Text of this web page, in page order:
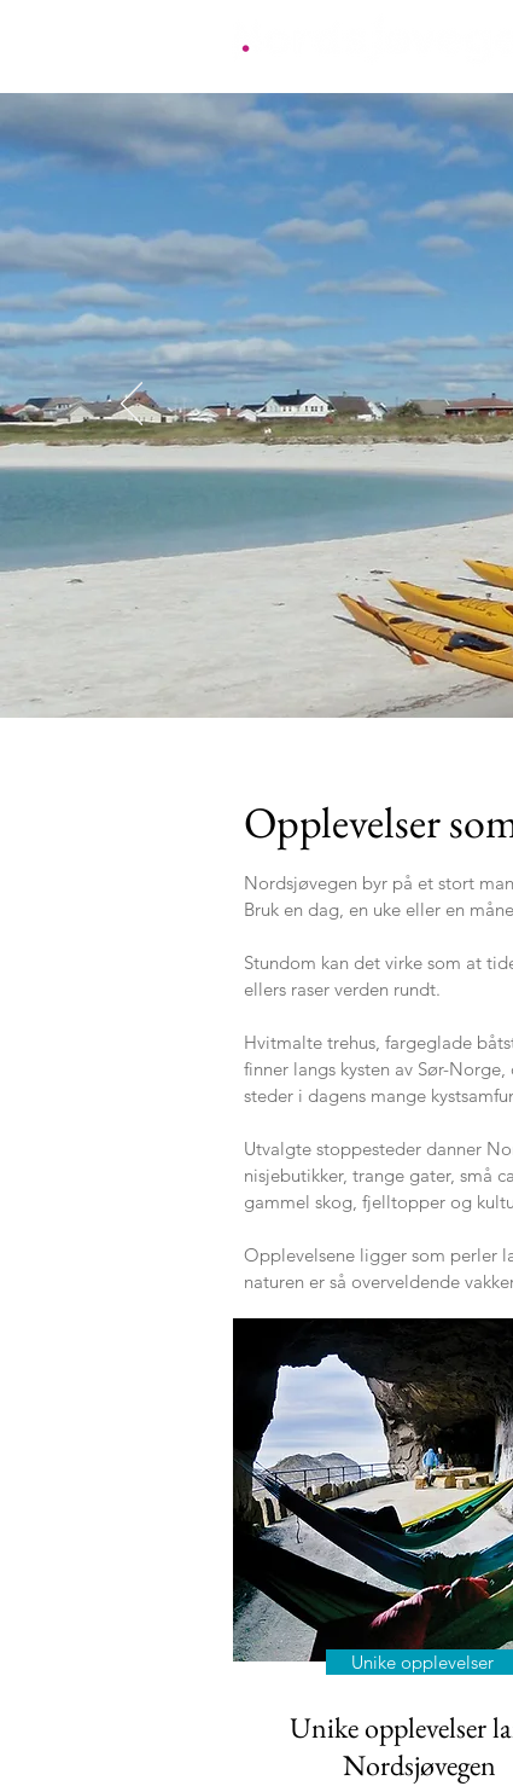
Opplevelser
Nordsjøvegen byr på et stort
Bruk en dag, en uke eller en
Stundom kan det virke som at
ellers raser verden rundt.
Hvitmalte trehus, fargeglade
finner langs kysten av Sør-
steder i dagens mange
Utvalgte stoppesteder danner
nisjebutikker, trange gater, små
gammel skog, fjelltopper og
Opplevelsene ligger som perler
naturen er så overveldende
Unike opplevelser
Unike opplevelser
Nordsjøvegen